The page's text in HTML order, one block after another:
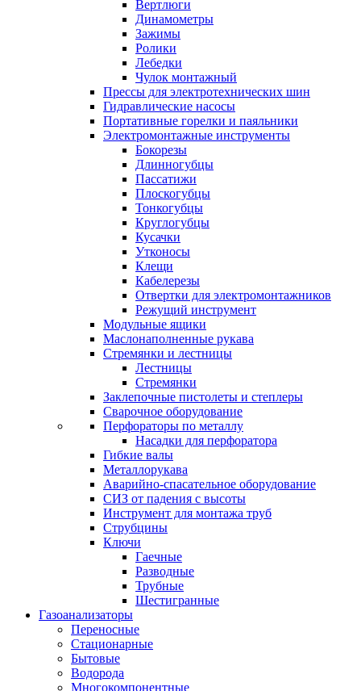
Вертлюги
Динамометры
Зажимы
Ролики
Лебедки
Чулок монтажный
Прессы для электротехнических шин
Гидравлические насосы
Портативные горелки и паяльники
Электромонтажные инструменты
Бокорезы
Длинногубцы
Пассатижи
Плоскогубцы
Тонкогубцы
Круглогубцы
Кусачки
Утконосы
Клещи
Кабелерезы
Отвертки для электромонтажников
Режущий инструмент
Модульные ящики
Маслонаполненные рукава
Стремянки и лестницы
Лестницы
Стремянки
Заклепочные пистолеты и степлеры
Сварочное оборудование
Перфораторы по металлу
Насадки для перфоратора
Гибкие валы
Металлорукава
Аварийно-спасательное оборудование
СИЗ от падения с высоты
Инструмент для монтажа труб
Струбцины
Ключи
Гаечные
Разводные
Трубные
Шестигранные
Газоанализаторы
Переносные
Стационарные
Бытовые
Водорода
Многокомпонентные